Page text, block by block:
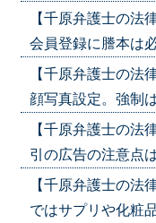
【千原弁護士の
会員登録に謄本は
【千原弁護士の
顔写真設定。強制
【千原弁護士の
引の広告の注意点
【千原弁護士の
ではサプリや化粧